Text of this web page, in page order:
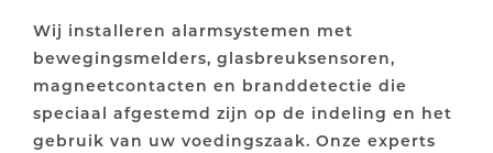
Wij installeren alarmsystemen met
bewegingsmelders, glasbreuksensoren,
magneetcontacten en branddetectie die
speciaal afgestemd zijn op de indeling en het
gebruik van uw voedingszaak. Onze experts